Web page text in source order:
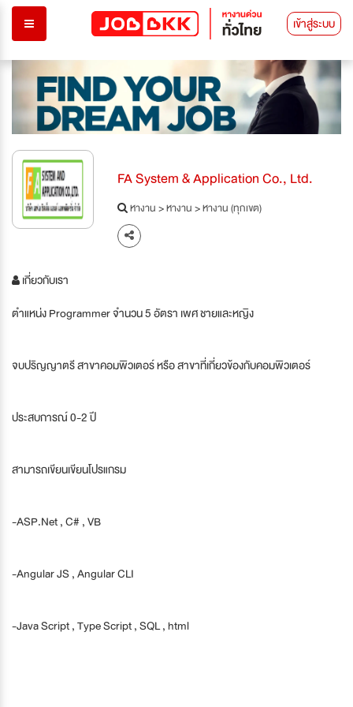
เข้าสู่ระบบ
FA System & Application Co., Ltd.
หางาน>หางาน>หางาน (ทุกเขต)
เกี่ยวกับเรา
ตำแหน่ง Programmer จำนวน 5 อัตรา เพศ ชายและหญิง
จบปริญญาตรี สาขาคอมพิวเตอร์ หรือ สาขาที่เกี่ยวข้องกับคอมพิวเตอร์
ประสบการณ์ 0-2 ปี
สามารถเขียนเขียนโปรแกรม
-ASP.Net , C# , VB
-Angular JS , Angular CLI
-Java Script , Type Script , SQL , html